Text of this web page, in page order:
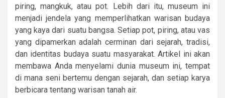
piring, mangkuk, atau pot. Lebih dari itu, museum ini
menjadi jendela yang memperlihatkan warisan budaya
yang kaya dari suatu bangsa. Setiap pot, piring, atau vas
yang dipamerkan adalah cerminan dari sejarah, tradisi,
dan identitas budaya suatu masyarakat. Artikel ini akan
membawa Anda menyelami dunia museum ini, tempat
di mana seni bertemu dengan sejarah, dan setiap karya
berbicara tentang warisan tanah air.